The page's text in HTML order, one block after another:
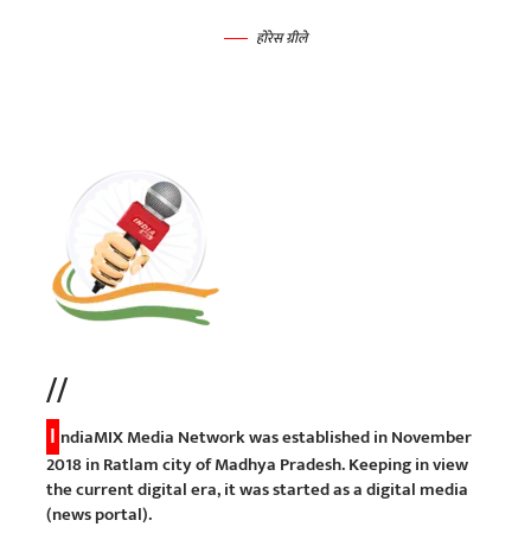
होरेस ग्रीले
//
I ndiaMIX Media Network was established in November
2018 in Ratlam city of Madhya Pradesh. Keeping in view
the current digital era, it was started as a digital media
(news portal).